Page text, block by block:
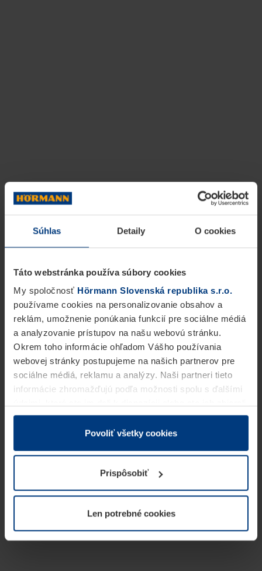
Súhlas Detaily O cookies
Táto webstránka používa súbory cookies
My spoločnosť Hörmann Slovenská republika s.r.o.
používame cookies na personalizovanie obsahov a
reklám, umožnenie ponúkania funkcií pre sociálne médiá
a analyzovanie prístupov na našu webovú stránku.
Okrem toho informácie ohľadom Vášho používania
webovej stránky postupujeme na našich partnerov pre
sociálne médiá, reklamu a analýzy. Naši partneri tieto
informácie zhromažďujú podľa možnosti spolu s ďalšími
v rámci Vášho využívania služieb.
Z právneho hľadiska môžeme cookies ukladať na Vašom
prevádzku tejto stránky. Pre všetky ostatné typy cookie
potrebujeme Vaše povolenie. Vaše povolenie môžete
kedykoľvek zmeniť alebo odvolať vo vysvetlení cookie
našej webovej stránky.
Povoliť všetky cookies
Prispôsobiť
Len potrebné cookies